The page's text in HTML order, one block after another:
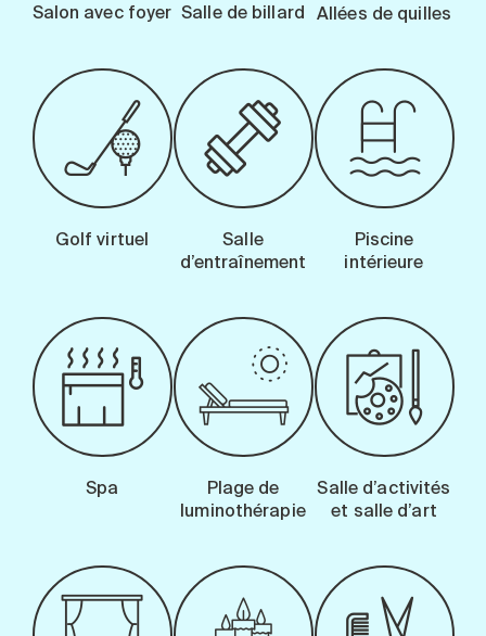
Salon avec foyer Salle de billard Allées de quilles
Golf virtuel
Salle
d’entraînement
Piscine
intérieure
Spa
Plage de
luminothérapie
Salle d’activités
et salle d’art